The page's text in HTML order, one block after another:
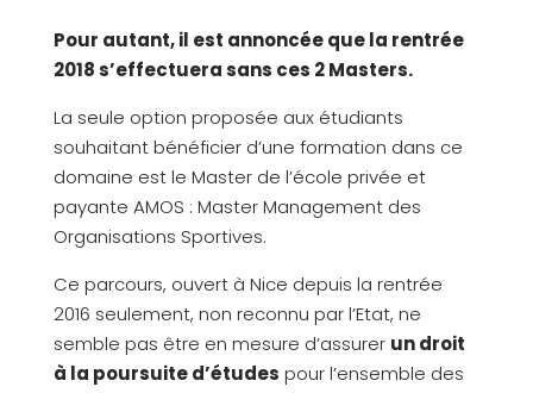
Pour autant, il est annoncée que la rentrée
2018 s’effectuera sans ces 2 Masters.
La seule option proposée aux étudiants
souhaitant bénéficier d’une formation dans ce
domaine est le Master de l’école privée et
payante AMOS : Master Management des
Organisations Sportives.
Ce parcours, ouvert à Nice depuis la rentrée
2016 seulement, non reconnu par l’Etat, ne
semble pas être en mesure d’assurer un droit
à la poursuite d’études pour l’ensemble des